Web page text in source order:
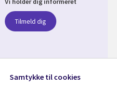
Tilmeld dig
Samtykke til cookies